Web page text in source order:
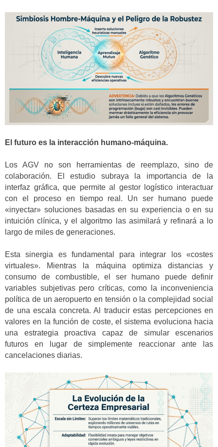
El futuro es la interacción humano-máquina.
Los AGV no son herramientas de reemplazo, sino de
colaboración. El estudio subraya la importancia de la
interfaz gráfica, que permite al gestor logístico interactuar
con el proceso en tiempo real. Un ser humano puede
«inyectar» soluciones basadas en su experiencia o en su
intuición clínica, y el algoritmo las asimilará y refinará a lo
largo de miles de generaciones.
Esta sinergia es fundamental para integrar los «costes
virtuales». Mientras la máquina optimiza distancias y
consumo de combustible, el ser humano puede definir
variables subjetivas pero críticas, como la inconveniencia
política de un aeropuerto en tensión o la complejidad social
de una escala concreta. Al traducir estas percepciones en
valores en la función de coste, el sistema evoluciona hacia
una estrategia proactiva capaz de simular escenarios
futuros en lugar de simplemente reaccionar ante las
cancelaciones diarias.